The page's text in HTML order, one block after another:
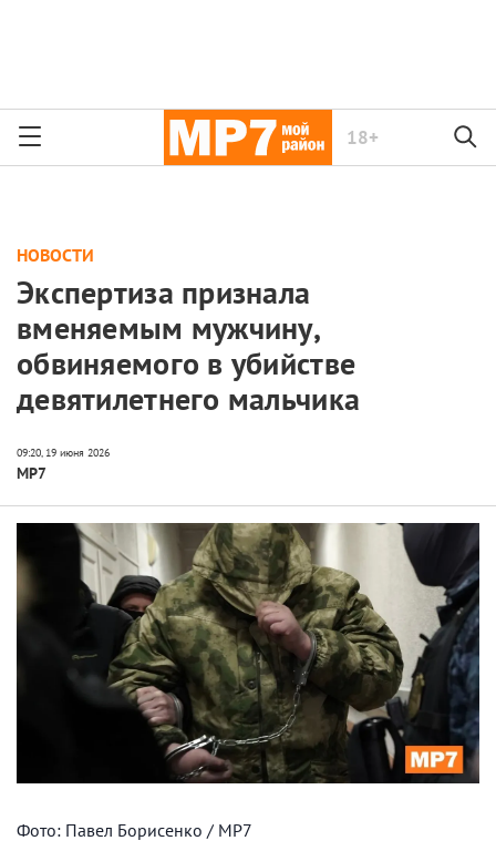
18+
НОВОСТИ
Экспертиза признала
вменяемым мужчину,
обвиняемого в убийстве
девятилетнего мальчика
МР7
Фото: Павел Борисенко / МР7